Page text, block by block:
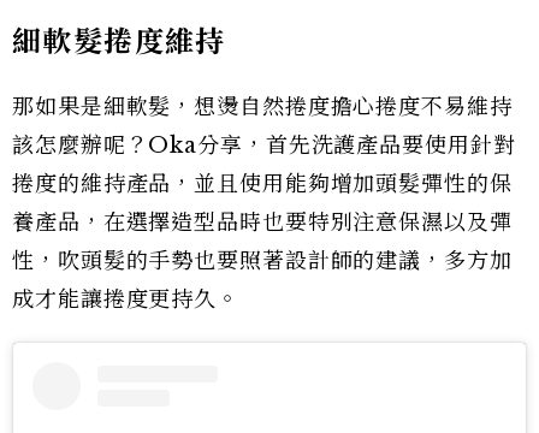
細軟髮捲度維持
那如果是細軟髮，想燙自然捲度擔心捲度不易維持
該怎麼辦呢？Oka分享，首先洗護產品要使用針對
捲度的維持產品，並且使用能夠增加頭髮彈性的保
養產品，在選擇造型品時也要特別注意保濕以及彈
性，吹頭髮的手勢也要照著設計師的建議，多方加
成才能讓捲度更持久。